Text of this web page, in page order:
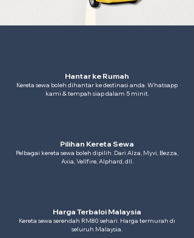
Hantar ke Rumah
Kereta sewa boleh dihantar ke destinasi anda. Whatsapp
kami & tempah siap dalam 5 minit.
Pilihan Kereta Sewa
Pelbagai kereta sewa boleh dipilih. Dari Alza, Myvi, Bezza,
Axia, Vellfire, Alphard, dll.
Harga Terbaloi Malaysia
Kereta sewa serendah RM80 sehari. Harga termurah di
seluruh Malaysia.